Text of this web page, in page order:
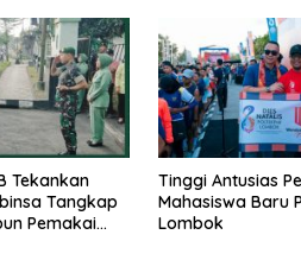
Tekankan
Tangkap
Pemakai
Tinggi Antusias
Mahasiswa Baru
Lombok